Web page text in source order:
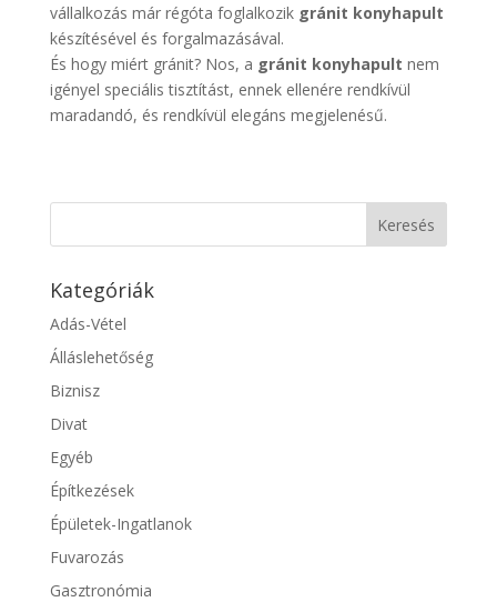
vállalkozás már régóta foglalkozik gránit konyhapult
készítésével és forgalmazásával.
És hogy miért gránit? Nos, a gránit konyhapult nem
igényel speciális tisztítást, ennek ellenére rendkívül
maradandó, és rendkívül elegáns megjelenésű.
Kategóriák
Adás-Vétel
Álláslehetőség
Biznisz
Divat
Egyéb
Építkezések
Épületek-Ingatlanok
Fuvarozás
Gasztronómia